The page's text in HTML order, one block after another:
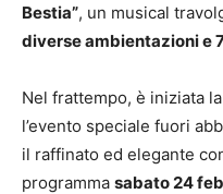
Bestia”, un musical
diverse ambientazioni e
Nel frattempo, è iniziata
l’evento speciale fuori
il raffinato ed elegante
programma sabato 24